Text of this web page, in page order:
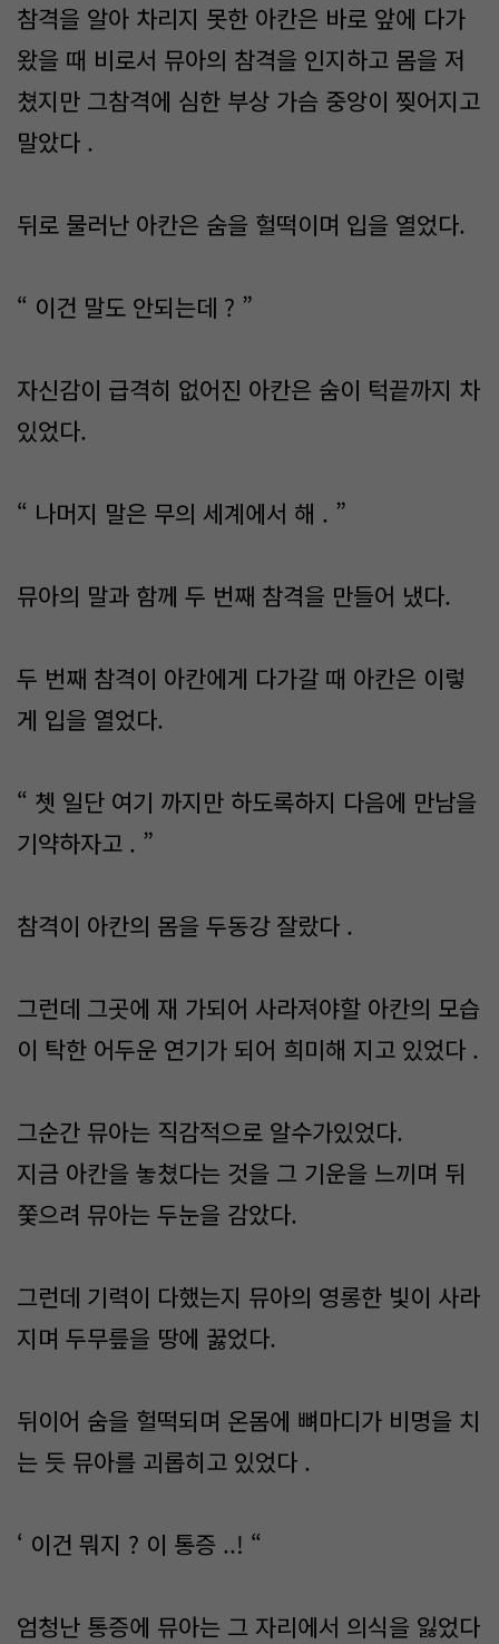
참격을 알아 차리지 못한 아칸은 바로 앞에 다가
왔을 때 비로서 뮤아의 참격을 인지하고 몸을 저
쳤지만 그참격에 심한 부상 가슴 중앙이 찢어지고
말았다 .
뒤로 물러난 아칸은 숨을 헐떡이며 입을 열었다.
“ 이건 말도 안되는데 ? ”
자신감이 급격히 없어진 아칸은 숨이 턱끝까지 차
있었다.
“ 나머지 말은 무의 세계에서 해 . ”
뮤아의 말과 함께 두 번째 참격을 만들어 냈다.
두 번째 참격이 아칸에게 다가갈 때 아칸은 이렇
게 입을 열었다.
“ 쳇 일단 여기 까지만 하도록하지 다음에 만남을
기약하자고 . ”
참격이 아칸의 몸을 두동강 잘랐다 .
그런데 그곳에 재 가되어 사라져야할 아칸의 모습
이 탁한 어두운 연기가 되어 희미해 지고 있었다 .
그순간 뮤아는 직감적으로 알수가있었다.
지금 아칸을 놓쳤다는 것을 그 기운을 느끼며 뒤
쫓으려 뮤아는 두눈을 감았다.
그런데 기력이 다했는지 뮤아의 영롱한 빛이 사라
지며 두무릎을 땅에 꿇었다.
뒤이어 숨을 헐떡되며 온몸에 뼈마디가 비명을 치
는 듯 뮤아를 괴롭히고 있었다 .
‘ 이건 뭐지 ? 이 통증 ..! “
엄청난 통증에 뮤아는 그 자리에서 의식을 잃었다